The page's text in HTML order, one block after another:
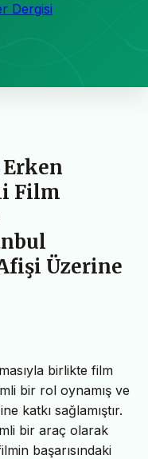
Dergisi
Erken
Film
Üzerine
birlikte film
bir rol oynamış ve
katkı sağlamıştır.
bir araç olarak
başarısındaki